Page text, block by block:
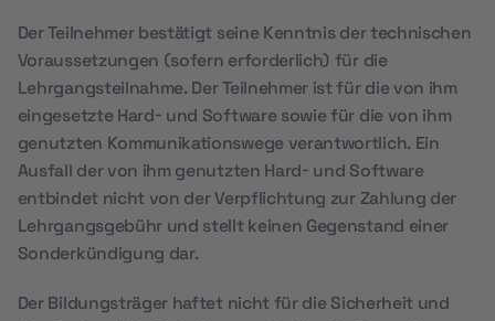
Der Teilnehmer bestätigt seine Kenntnis der technischen
Voraussetzungen (sofern erforderlich) für die
Lehrgangsteilnahme. Der Teilnehmer ist für die von ihm
eingesetzte Hard- und Software sowie für die von ihm
genutzten Kommunikationswege verantwortlich. Ein
Ausfall der von ihm genutzten Hard- und Software
entbindet nicht von der Verpflichtung zur Zahlung der
Lehrgangsgebühr und stellt keinen Gegenstand einer
Sonderkündigung dar.
Der Bildungsträger haftet nicht für die Sicherheit und